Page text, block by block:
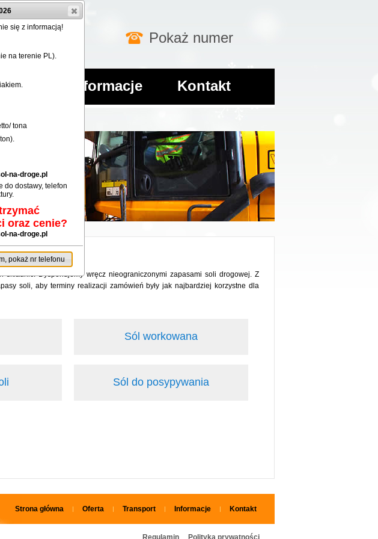
Pokaż numer
Informacje Kontakt
Dysponujemy wręcz nieograniczonymi zapasami soli drogowej. Z
soli, aby terminy realizacji zamówień były jak najbardziej korzystne dla
Sól workowana
Sól do posypywania
Strona główna Oferta Transport Informacje Kontakt
Regulamin Polityka prywatności
się z informacją!
na terenie PL).
tona
na-droge.pl
do dostawy, telefon
oraz cenie?
na-droge.pl
pokaż nr telefonu